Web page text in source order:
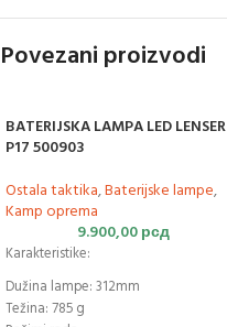
Povezani proizvodi
BATERIJSKA LAMPA LED LENSER
P17 500903
Ostala taktika,Baterijske lampe,
Kamp oprema
9.900,00рсд
Karakteristike:
Dužina lampe: 312mm
Težina: 785 g